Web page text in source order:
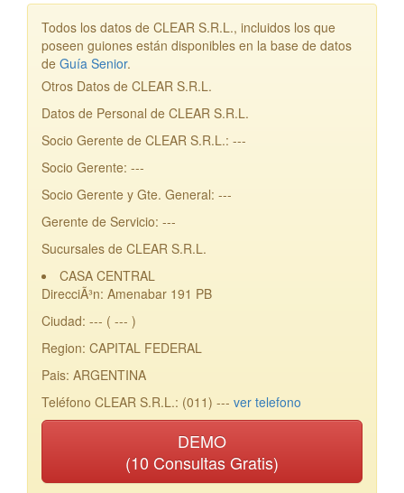
Todos los datos de CLEAR S.R.L., incluidos los que
poseen guiones están disponibles en la base de datos
de Guía Senior.
Otros Datos de CLEAR S.R.L.
Datos de Personal de CLEAR S.R.L.
Socio Gerente de CLEAR S.R.L.: ---
Socio Gerente: ---
Socio Gerente y Gte. General: ---
Gerente de Servicio: ---
Sucursales de CLEAR S.R.L.
CASA CENTRAL
DirecciÃ³n: Amenabar 191 PB
Ciudad: --- ( --- )
Region: CAPITAL FEDERAL
Pais: ARGENTINA
Teléfono CLEAR S.R.L.: (011) --- ver telefono
DEMO
(10 Consultas Gratis)